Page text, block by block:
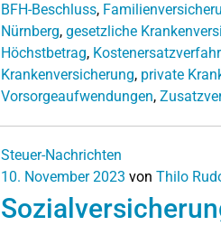
BFH-Beschluss,
Nürnberg, gesetzliche
Höchstbetrag,
Krankenversicherung, private
Vorsorgeaufwendungen,
Steuer-Nachrichten
10. November 2023 von Thilo